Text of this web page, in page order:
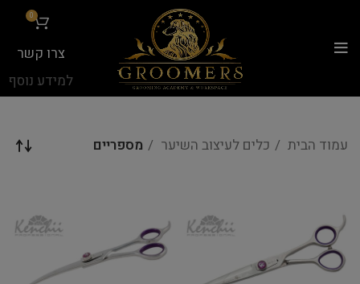
0
צרו קשר
למידע נוסף
עמוד הבית כלים לעיצוב השיער מספריים